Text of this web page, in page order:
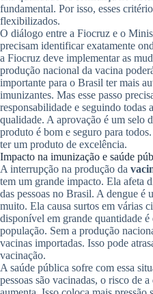
fundamental. Por isso, esses
flexibilizados.
O diálogo entre a Fiocruz e o
precisam identificar exatamente
a Fiocruz deve implementar as
produção nacional da vacina
importante para o Brasil ter mais
imunizantes. Mas esse passo
responsabilidade e seguindo todas
qualidade. A aprovação é um selo
produto é bom e seguro para
ter um produto de excelência.
Impacto na imunização e saúde
A interrupção na produção da
tem um grande impacto. Ela afeta
das pessoas no Brasil. A dengue é
muito. Ela causa surtos em várias
disponível em grande quantidade é
população. Sem a produção
vacinas importadas. Isso pode
vacinação.
A saúde pública sofre com essa
pessoas são vacinadas, o risco de